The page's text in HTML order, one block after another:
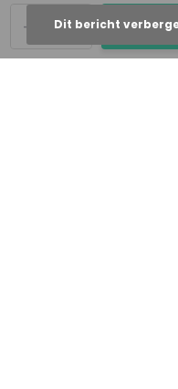
+
- Dit bericht